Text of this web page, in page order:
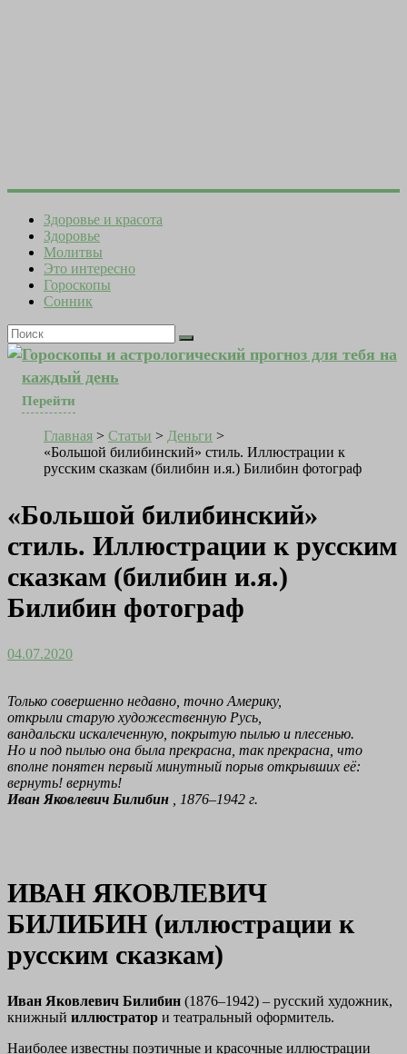
Здоровье и красота
Здоровье
Молитвы
Это интересно
Гороскопы
Сонник
Гороскопы и астрологический прогноз для тебя на
каждый день
Перейти
Главная > Статьи > Деньги >
«Большой билибинский» стиль. Иллюстрации к
русским сказкам (билибин и.я.) Билибин фотограф
«Большой билибинский»
стиль. Иллюстрации к русским
сказкам (билибин и.я.)
Билибин фотограф
04.07.2020
Только совершенно недавно, точно Америку,
открыли старую художественную Русь,
вандальски искалеченную, покрытую пылью и плесенью.
Но и под пылью она была прекрасна, так прекрасна, что
вполне понятен первый минутный порыв открывших её:
вернуть! вернуть!
Иван Яковлевич Билибин
, 1876–1942 г.
ИВАН ЯКОВЛЕВИЧ
БИЛИБИН (иллюстрации к
русским сказкам)
Иван Яковлевич Билибин (1876–1942) – русский художник,
книжный иллюстратор и театральный оформитель.
Наиболее известны поэтичные и красочные иллюстрации